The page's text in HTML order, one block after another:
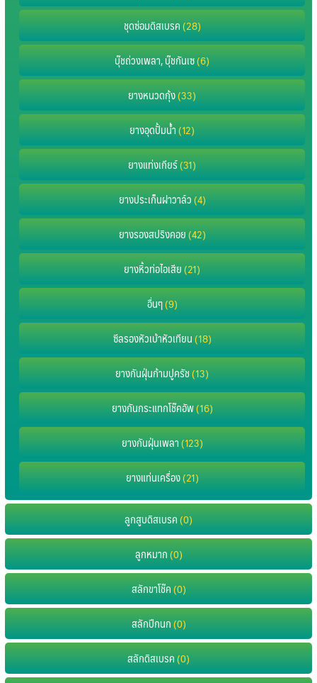
ชุดซ่อมดิสเบรค(28)
บุ๊ชถ่วงเพลา, บุ๊ชกันเซ(6)
ยางหนวดกุ้ง(33)
ยางอุดปั้มน้ำ(12)
ยางแท่งเกียร์(31)
ยางประเก็นฝาวาล์ว(4)
ยางรองสปริงคอย(42)
ยางหิ้วท่อไอเสีย(21)
อื่นๆ(9)
ซีลรองหัวเบ้าหัวเทียน(18)
ยางกันฝุ่นก้ามปูครัช(13)
ยางกันกระแทกโช๊คอัพ(16)
ยางกันฝุ่นเพลา(123)
ยางแท่นเครื่อง(21)
ลูกสูบดิสเบรค(0)
ลูกหมาก(0)
สลักขาโช๊ค(0)
สลักปีกนก(0)
สลักดิสเบรค(0)